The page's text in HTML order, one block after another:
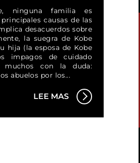
ninguna familia es
causas de las
desacuerdos sobre
la suegra de Kobe
hija (la esposa de Kobe
impagos de cuidado
muchos con la duda:
abuelos por los...
LEE MAS